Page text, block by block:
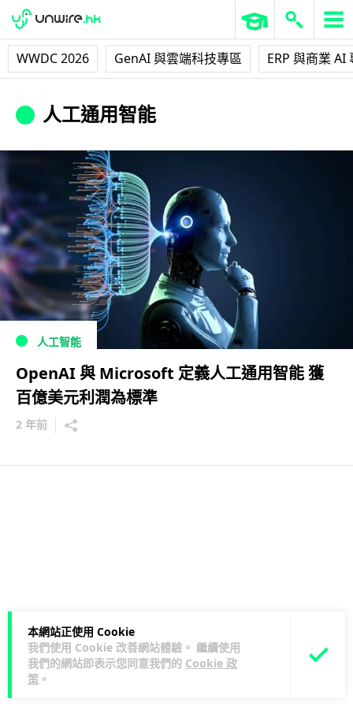
WWDC 2026 GenAI 與雲端科技專區 ERP 與商業 AI
本網站正使用 Cookie
我們使用 Cookie 改善網站體驗。 繼續使用
我們的網站即表示您同意我們的 Cookie 政
策 。
人工通用智能
人工智能
OpenAI 與 Microsoft 定義人工通用智能 獲
百億美元利潤為標準
2 年前